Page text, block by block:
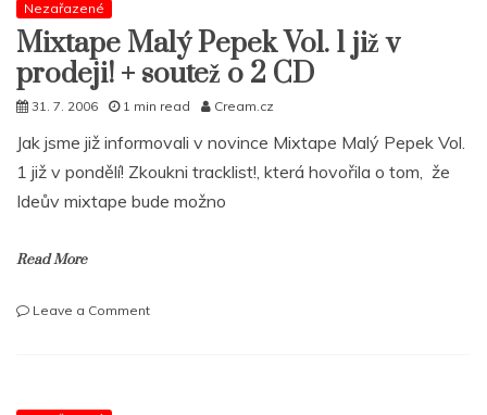
is
Dead
zadarmo?
Nezařazené
Mixtape Malý Pepek Vol. 1 již v
prodeji! + soutež o 2 CD
31. 7. 2006 1 min read Cream.cz
Jak jsme již informovali v novince Mixtape Malý Pepek Vol.
1 již v pondělí! Zkoukni tracklist!, která hovořila o tom, že
Ideův mixtape bude možno
Read More
Leave a Commenton